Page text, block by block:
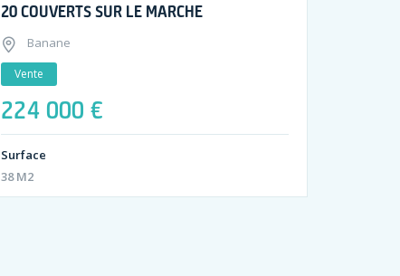
20 COUVERTS SUR LE MARCHE
Banane
Vente
224 000 €
Surface
38 M2